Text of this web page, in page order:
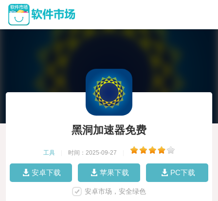
黑洞加速器免费
工具 时间：2025-09-27
安卓下载 苹果下载 PC下载
安卓市场，安全绿色